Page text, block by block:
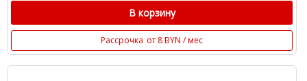
В корзину
Рассрочка от 8 BYN / мес